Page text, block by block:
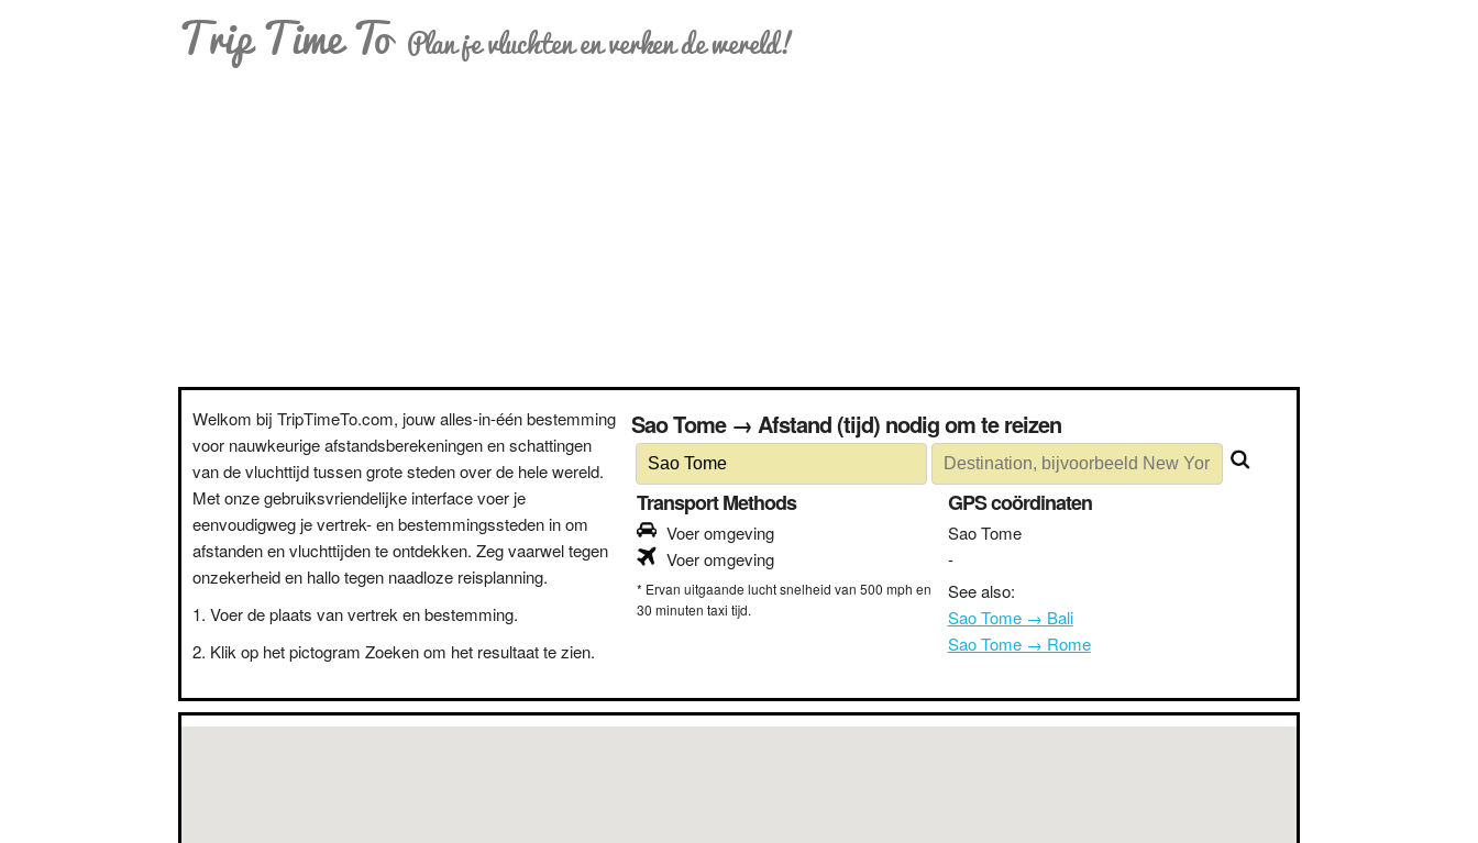
Trip Time To Plan je vluchten en verken de wereld!
Welkom bij TripTimeTo.com, jouw alles-in-één bestemming
voor nauwkeurige afstandsberekeningen en schattingen
van de vluchttijd tussen grote steden over de hele wereld.
Met onze gebruiksvriendelijke interface voer je
eenvoudigweg je vertrek- en bestemmingssteden in om
afstanden en vluchttijden te ontdekken. Zeg vaarwel tegen
onzekerheid en hallo tegen naadloze reisplanning.
Voer de plaats van vertrek en bestemming.
Klik op het pictogram Zoeken om het resultaat te zien.
Sao Tome → Afstand (tijd) nodig om te reizen
Transport Methods
Voer omgeving
Voer omgeving
* Ervan uitgaande lucht snelheid van 500 mph en
30 minuten taxi tijd.
GPS coördinaten
Sao Tome
-
See also:
Sao Tome → Bali
Sao Tome → Rome